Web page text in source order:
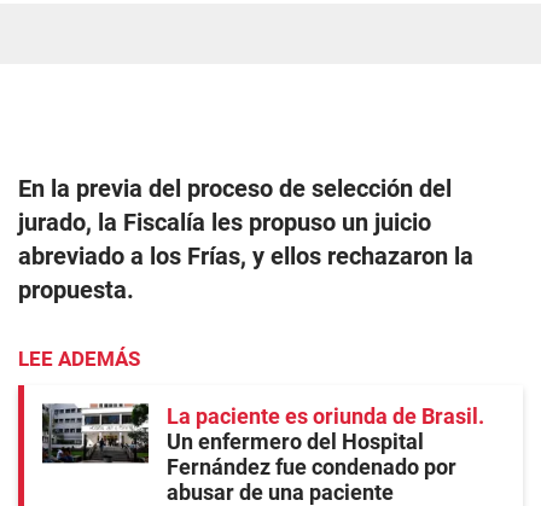
En la previa del proceso de selección del
jurado, la Fiscalía les propuso un juicio
abreviado a los Frías, y ellos rechazaron la
propuesta.
LEE ADEMÁS
La paciente es oriunda de Brasil
Un enfermero del Hospital
Fernández fue condenado por
abusar de una paciente